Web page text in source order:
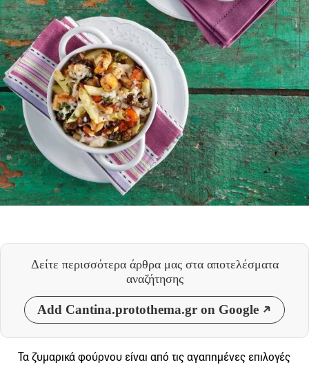
Δείτε περισσότερα άρθρα μας στα αποτελέσματα
αναζήτησης
Add Cantina.protothema.gr on Google
Τα ζυμαρικά φούρνου είναι από τις αγαπημένες επιλογές